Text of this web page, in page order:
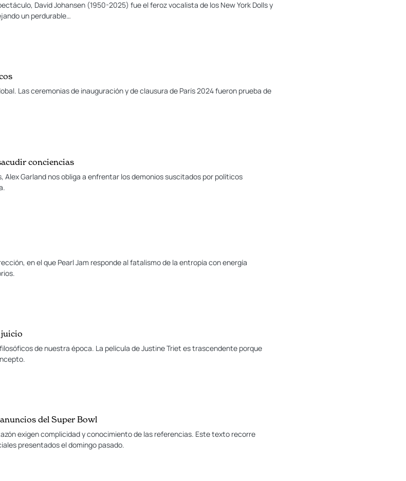
David Johansen (1950-2025) fue el feroz vocalista de los New York Dolls y
un perdurable…
Las ceremonias de inauguración y de clausura de París 2024 fueron prueba de
conciencias
Alex Garland nos obliga a enfrentar los demonios suscitados por políticos
en el que Pearl Jam responde al fatalismo de la entropía con energía
juicio
de nuestra época. La película de Justine Triet es trascendente porque
del Super Bowl
exigen complicidad y conocimiento de las referencias. Este texto recorre
presentados el domingo pasado.